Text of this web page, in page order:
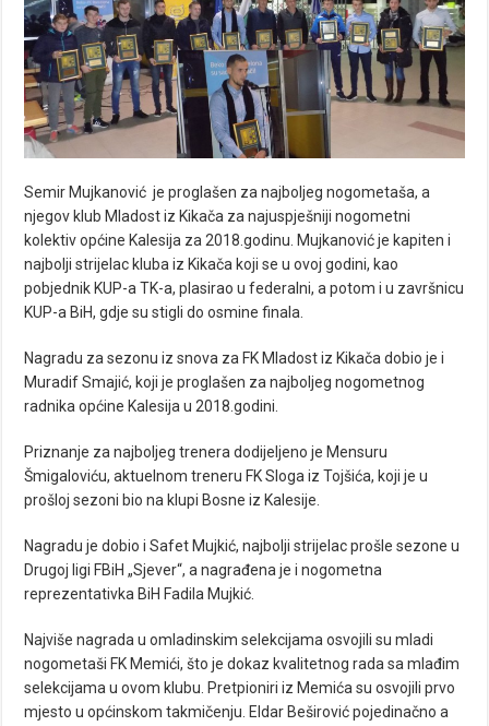
Semir Mujkanović je proglašen za najboljeg nogometaša, a
njegov klub Mladost iz Kikača za najuspješniji nogometni
kolektiv općine Kalesija za 2018.godinu. Mujkanović je kapiten i
najbolji strijelac kluba iz Kikača koji se u ovoj godini, kao
pobjednik KUP-a TK-a, plasirao u federalni, a potom i u završnicu
KUP-a BiH, gdje su stigli do osmine finala.
Nagradu za sezonu iz snova za FK Mladost iz Kikača dobio je i
Muradif Smajić, koji je proglašen za najboljeg nogometnog
radnika općine Kalesija u 2018.godini.
Priznanje za najboljeg trenera dodijeljeno je Mensuru
Šmigaloviću, aktuelnom treneru FK Sloga iz Tojšića, koji je u
prošloj sezoni bio na klupi Bosne iz Kalesije.
Nagradu je dobio i Safet Mujkić, najbolji strijelac prošle sezone u
Drugoj ligi FBiH „Sjever“, a nagrađena je i nogometna
reprezentativka BiH Fadila Mujkić.
Najviše nagrada u omladinskim selekcijama osvojili su mladi
nogometaši FK Memići, što je dokaz kvalitetnog rada sa mlađim
selekcijama u ovom klubu. Pretpioniri iz Memića su osvojili prvo
mjesto u općinskom takmičenju. Eldar Beširović pojedinačno a